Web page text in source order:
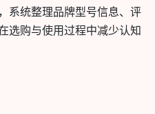
系统整理品牌型号信息、评
选购与使用过程中减少认知